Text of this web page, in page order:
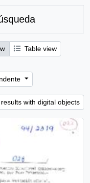
Table view
with digital objects